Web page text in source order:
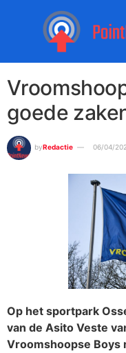
goede
byRedactie 06/04/
Op het sportpark
van de Asito Veste
Vroomshoopse Boys